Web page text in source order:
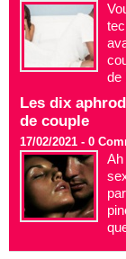
de
Les dix
de couple
17/02/2021 - 0